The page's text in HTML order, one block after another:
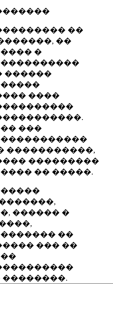
��
��
�
������
����
���
�����������,
���������
�� �����.
������ �
��
��� ��